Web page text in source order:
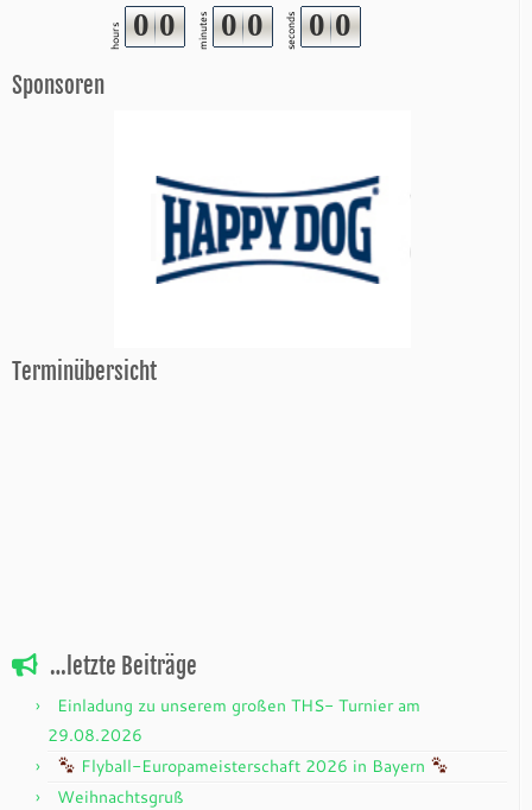
hours 0 0 minutes 0 0 seconds 0 0
Sponsoren
Terminübersicht
…letzte Beiträge
Einladung zu unserem großen THS- Turnier am
29.08.2026
Flyball-Europameisterschaft 2026 in Bayern
Weihnachtsgruß